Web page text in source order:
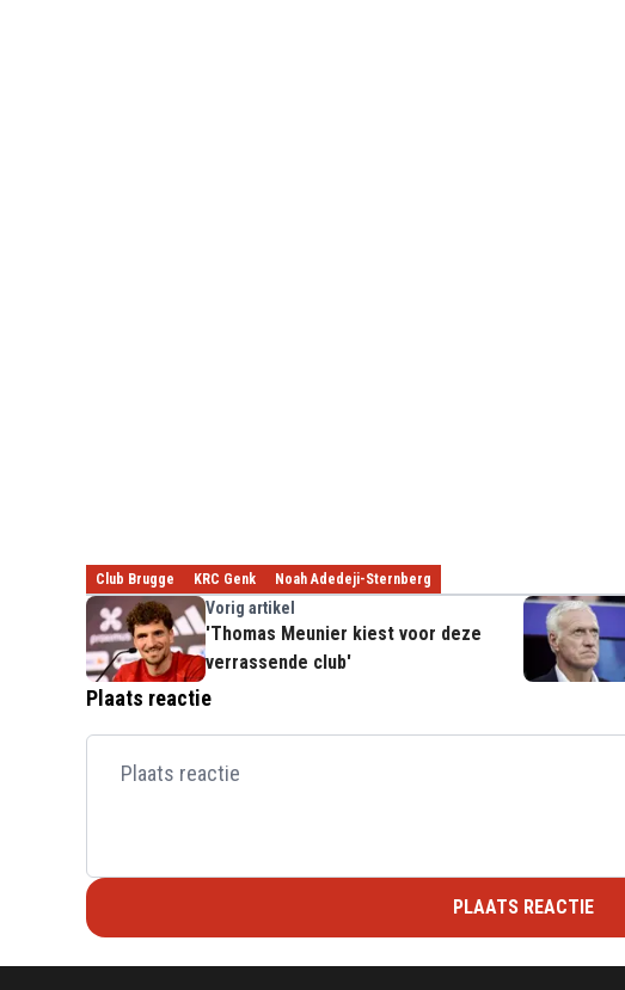
Club Brugge KRC Genk Noah Adedeji-Sternberg
Vorig artikel
'Thomas Meunier kiest voor deze
verrassende club'
Plaats reactie
PLAATS REACTIE